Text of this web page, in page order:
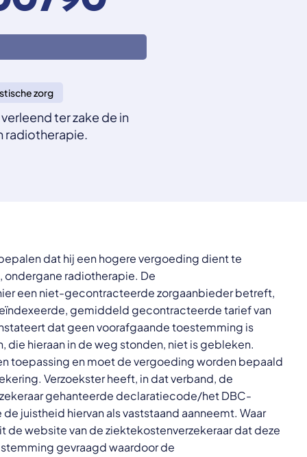
zorg
ter zake de in
radiotherapie.
dat hij een hogere vergoeding dient te
ondergane radiotherapie. De
een niet-gecontracteerde zorgaanbieder betreft,
gemiddeld gecontracteerde tarief van
dat geen voorafgaande toestemming is
hieraan in de weg stonden, niet is gebleken.
toepassing en moet de vergoeding worden bepaald
Verzoekster heeft, in dat verband, de
gehanteerde declaratiecode/het DBC-
juistheid hiervan als vaststaand aanneemt. Waar
website van de ziektekostenverzekeraar dat deze
gevraagd waardoor de